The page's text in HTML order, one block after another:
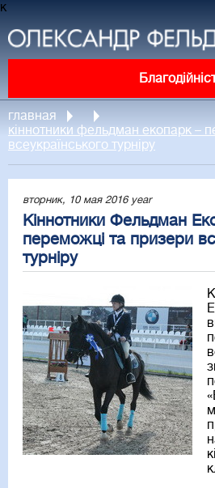
к
главная
кіннотники фельдман екопарк –
всеукраїнського турніру
вторник, 10 мая 2016 year
Кіннотники Фельдман
переможці та призери
турніру